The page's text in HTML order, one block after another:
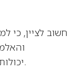
חשוב לציין, כי
יכולות שלא הונגשו כראוי או שטרם הונגשו.